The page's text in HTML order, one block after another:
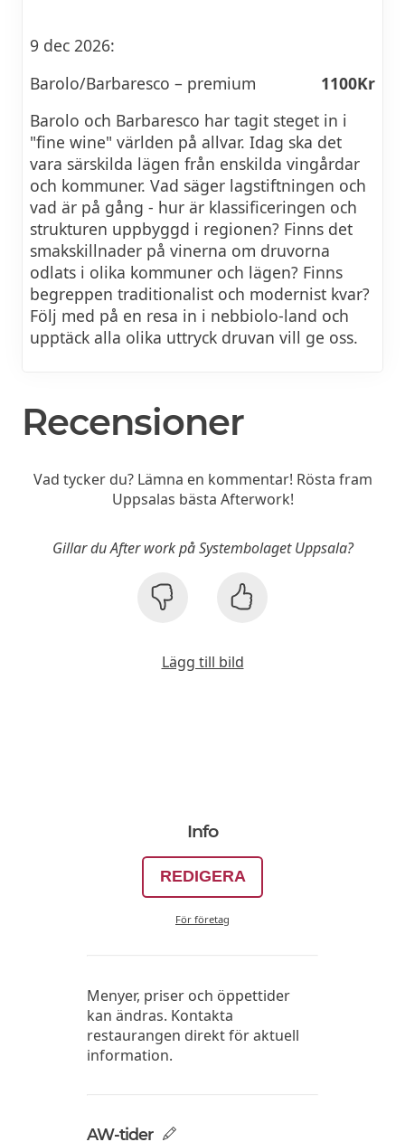
9 dec 2026:
Barolo/Barbaresco – premium
1100Kr
Barolo och Barbaresco har tagit steget in i
"fine wine" världen på allvar. Idag ska det
vara särskilda lägen från enskilda vingårdar
och kommuner. Vad säger lagstiftningen och
vad är på gång - hur är klassificeringen och
strukturen uppbyggd i regionen? Finns det
smakskillnader på vinerna om druvorna
odlats i olika kommuner och lägen? Finns
begreppen traditionalist och modernist kvar?
Följ med på en resa in i nebbiolo-land och
upptäck alla olika uttryck druvan vill ge oss.
Recensioner
Vad tycker du? Lämna en kommentar! Rösta fram
Uppsalas bästa Afterwork!
Gillar du After work på Systembolaget Uppsala?
Lägg till bild
Info
REDIGERA
För företag
Menyer, priser och öppettider
kan ändras. Kontakta
restaurangen direkt för aktuell
information.
AW-tider